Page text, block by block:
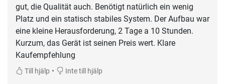
gut, die Qualität auch. Benötigt natürlich ein wenig
Platz und ein statisch stabiles System. Der Aufbau war
eine kleine Herausforderung, 2 Tage a 10 Stunden.
Kurzum, das Gerät ist seinen Preis wert. Klare
Kaufempfehlung
Till hjälp • Inte till hjälp